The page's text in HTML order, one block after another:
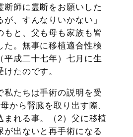
断師に霊断をお願いした
、すんなりいかない」
もと、父も母も家族も皆
た。無事に移植適合性検
平成二十七年）七月に生
たのです。
私たちは手術の説明を受
から腎臓を取り出す際、
まれる事。（2）父に移植
が出ないと再手術になる